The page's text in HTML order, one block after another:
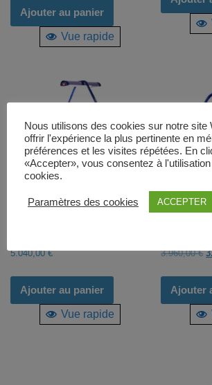
Ajouter au panier
Vue rapide
5.040,00€
Ajouter au panier
Vue rapide
3.960,00€
Ajouter
Nous utilisons des cookies sur notre site
offrir l'expérience la plus pertinente en
préférences et les visites répétées. En
«Accepter», vous consentez à
cookies.
Paramètres des cookies ACCEPTER